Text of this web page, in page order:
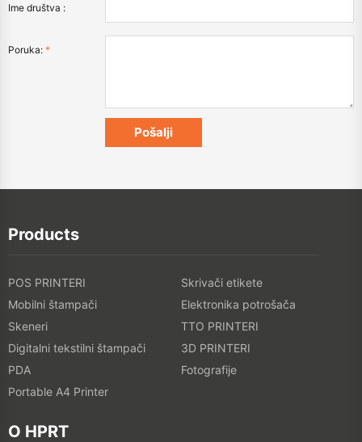
Ime društva :
Poruka: *
Products
POS PRINTERI
Skrivači etikete
Mobilni štampači
Elektronika potrošača
Skeneri
TTO PRINTERI
Digitalni tekstilni štampači
3D PRINTERI
PDA
Fotografije
Portable A4 Printer
O HPRT